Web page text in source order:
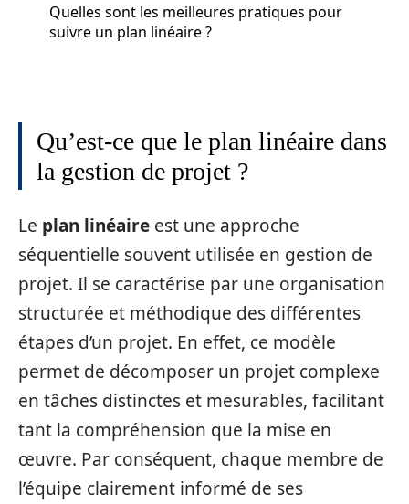
Quelles sont les meilleures pratiques pour
suivre un plan linéaire ?
Qu’est-ce que le plan linéaire dans
la gestion de projet ?
Le plan linéaire est une approche
séquentielle souvent utilisée en gestion de
projet. Il se caractérise par une organisation
structurée et méthodique des différentes
étapes d’un projet. En effet, ce modèle
permet de décomposer un projet complexe
en tâches distinctes et mesurables, facilitant
tant la compréhension que la mise en
œuvre. Par conséquent, chaque membre de
l’équipe clairement informé de ses